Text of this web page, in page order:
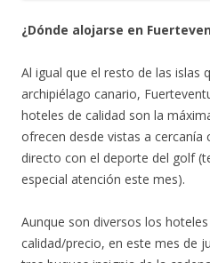
¿Dónde alojarse en
Al igual que el resto de las islas
archipiélago canario,
hoteles de calidad son la
ofrecen desde vistas a cercanía
directo con el deporte del golf
especial atención este mes).
Aunque son diversos los
calidad/precio, en este mes de